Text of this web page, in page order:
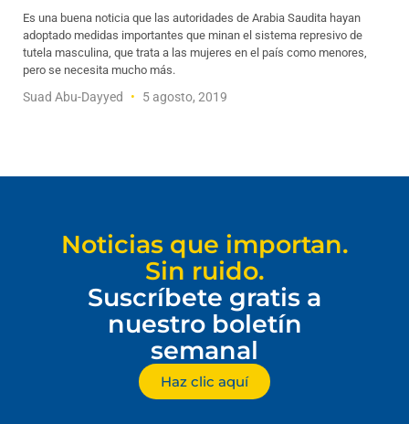
Es una buena noticia que las autoridades de Arabia Saudita hayan
adoptado medidas importantes que minan el sistema represivo de
tutela masculina, que trata a las mujeres en el país como menores,
pero se necesita mucho más.
Suad Abu-Dayyed 5 agosto, 2019
Noticias que importan.
Sin ruido.
Suscríbete gratis a
nuestro boletín
semanal
Haz clic aquí